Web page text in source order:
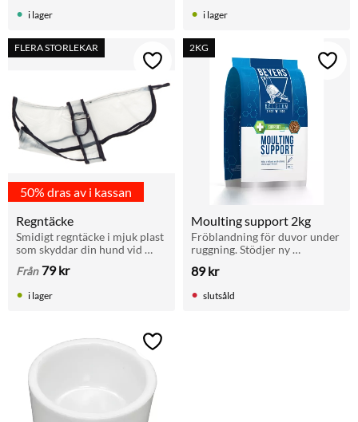
i lager i lager
50% dras av i kassan
Regntäcke
Smidigt regntäcke i mjuk plast
som skyddar din hund vid
pälsen.
Från 79kr
FLERA STORLEKAR
Lägg till i favoriter
i lager
Moulting support 2kg
Fröblandning för duvor under
ruggning. Stödjer ny
Rik på fett och protein. Ges
säsong.
89kr
2KG
Lägg
slutsåld
Lägg till i favoriter